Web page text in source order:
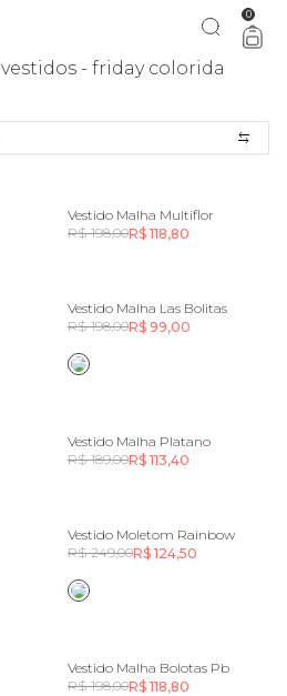
0
vestidos - friday colorida
Vestido Malha Multiflor
R$ 198,00R$ 118,80
Vestido Malha Las Bolitas
R$ 198,00R$ 99,00
Vestido Malha Platano
R$ 189,00R$ 113,40
Vestido Moletom Rainbow
R$ 249,00R$ 124,50
Vestido Malha Bolotas Pb
R$ 198,00R$ 118,80